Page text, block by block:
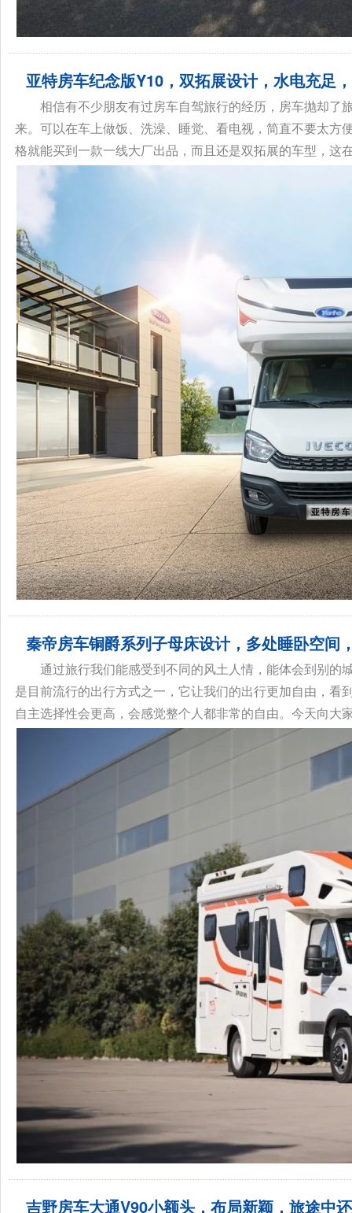
亚特房车纪念版Y10，双拓展设计，水电充足
相信有不少朋友有过房车自驾旅行的经历，房车抛却
来。可以在车上做饭、洗澡、睡觉、看电视，简直不要太
格就能买到一款一线大厂出品，而且还是双拓展的车型，这
秦帝房车铜爵系列子母床设计，多处睡卧空间
通过旅行我们能感受到不同的风土人情，能体会到别
是目前流行的出行方式之一，它让我们的出行更加自由，
自主选择性会更高，会感觉整个人都非常的自由。今天向大
吉野房车大通V90小额头，布局新颖，旅途中